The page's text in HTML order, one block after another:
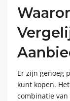
Er zijn genoeg
kunt kopen.
combinatie